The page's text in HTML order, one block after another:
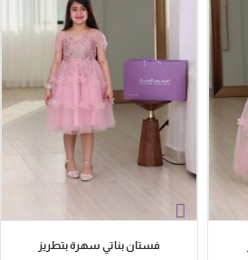
فستان بناتي سهرة بتطريز